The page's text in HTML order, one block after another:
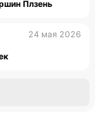
Плзень
24 мая 2026